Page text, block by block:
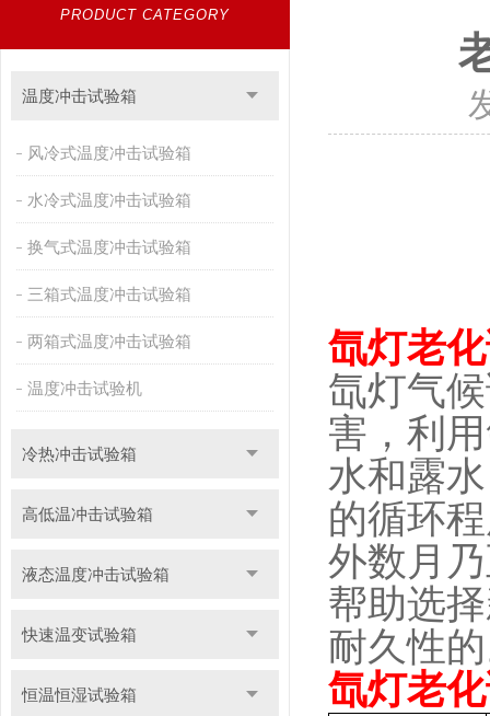
盐雾试验箱 老化试验箱
自然恒温对流试验箱 自动化产线高低温试验箱 温湿度光照
新能源专用设备 PCT高压加速老化试验机 维修进口试验箱
绝缘裂化.特性评价系统
PRODUCT CATEGORY
温度冲击试验箱
风冷式温度冲击试验箱
水冷式温度冲击试验箱
换气式温度冲击试验箱
三箱式温度冲击试验箱
两箱式温度冲击试验箱
温度冲击试验机
冷热冲击试验箱
高低温冲击试验箱
液态温度冲击试验箱
快速温变试验箱
恒温恒湿试验箱
氙灯老
氙灯气
害，利
水和露
的循环
外数月
帮助选
耐久性
氙灯老